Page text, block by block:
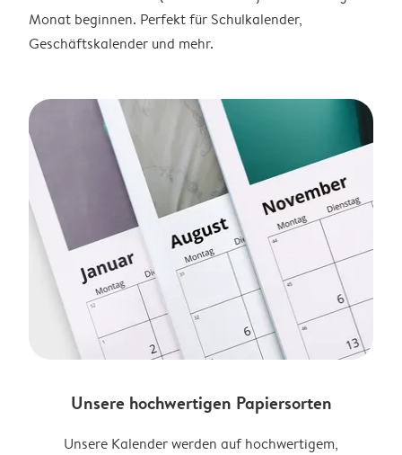
Monat beginnen. Perfekt für Schulkalender,
Geschäftskalender und mehr.
Unsere hochwertigen Papiersorten
Unsere Kalender werden auf hochwertigem,